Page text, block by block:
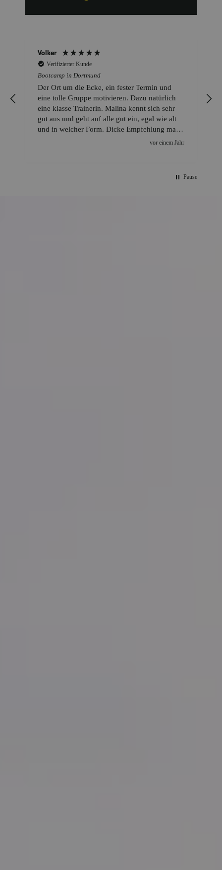
Volker
Verifizierter Kunde
Bootcamp in Dortmund
Der Ort um die Ecke, ein fester Termin und
eine tolle Gruppe motivieren. Dazu natürlich
eine klasse Trainerin. Malina kennt sich sehr
gut aus und geht auf alle gut ein, egal wie alt
und in welcher Form. Dicke Empfehlung mal
vor einem Jahr
Pause